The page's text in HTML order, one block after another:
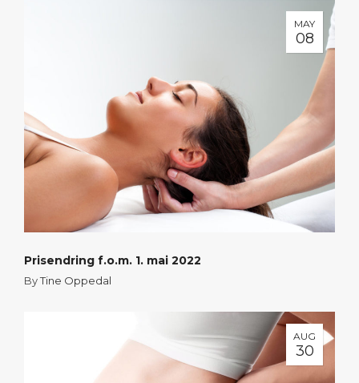
MAY
08
Prisendring f.o.m. 1. mai 2022
ByTine Oppedal
AUG
30